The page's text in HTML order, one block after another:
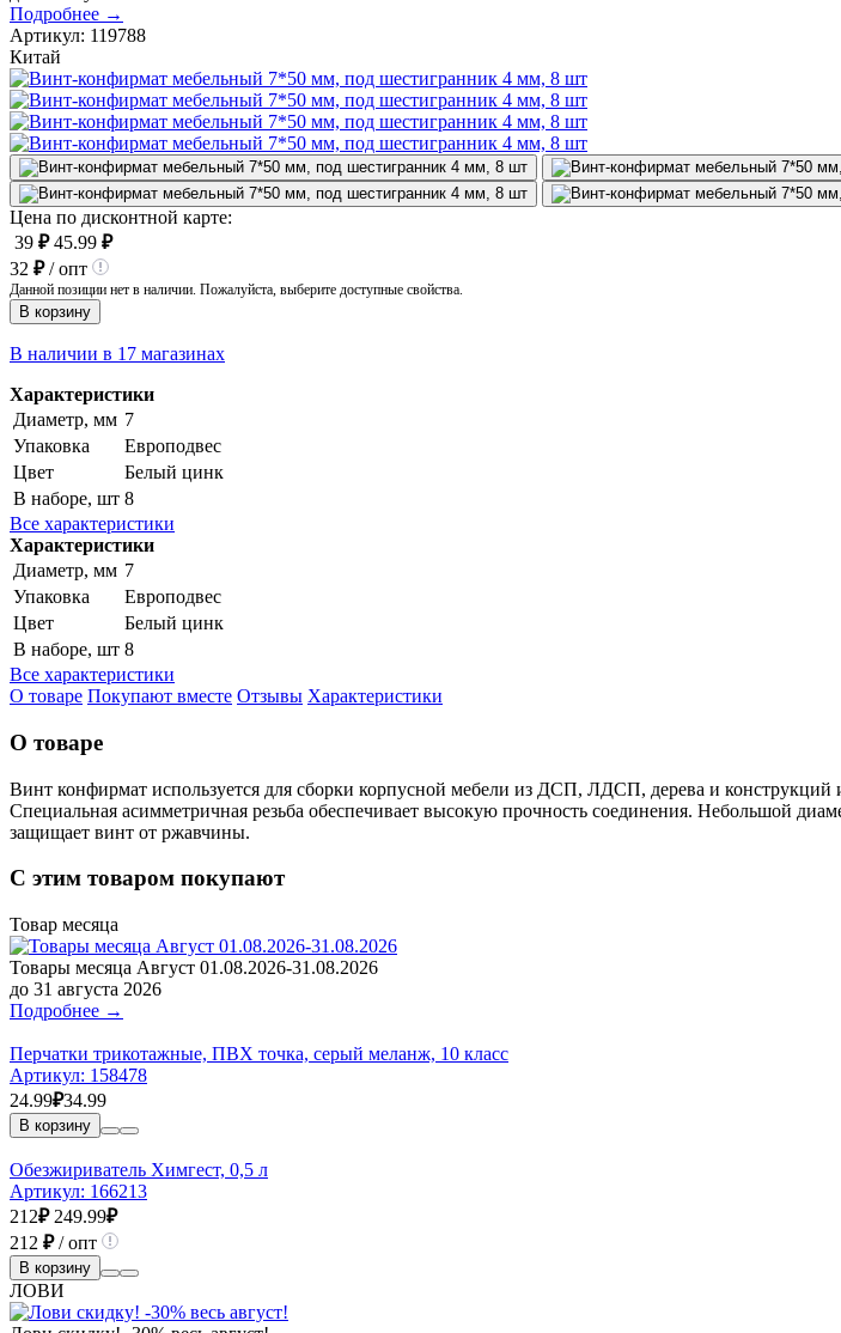
Подробнее →
Артикул: 119788
Китай
Цена по дисконтной карте:
39 ₽ 45.99 ₽
32 ₽/ опт
Данной позиции нет в наличии. Пожалуйста, выберите доступные свойства.
В корзину
В наличии в 17 магазинах
Характеристики
Диаметр, мм 7
Упаковка
Европодвес
Цвет
Белый цинк
В наборе, шт 8
Все характеристики
Характеристики
Диаметр, мм 7
Упаковка
Европодвес
Цвет
Белый цинк
В наборе, шт 8
Все характеристики
О товаре Покупают вместе Отзывы Характеристики
О товаре
Винт конфирмат используется для сборки корпусной мебели из ДСП, ЛДСП, дерева и конструкций
Специальная асимметричная резьба обеспечивает высокую прочность соединения. Небольшой
защищает винт от ржавчины.
С этим товаром покупают
Товар месяца
Товары месяца Август 01.08.2026-31.08.2026
до 31 августа 2026
Подробнее →
Перчатки трикотажные, ПВХ точка, серый меланж, 10 класс
Артикул: 158478
24.99₽34.99
В корзину
Обезжириватель Химгест, 0,5 л
Артикул: 166213
212₽ 249.99₽
212 ₽/ опт
В корзину
ЛОВИ